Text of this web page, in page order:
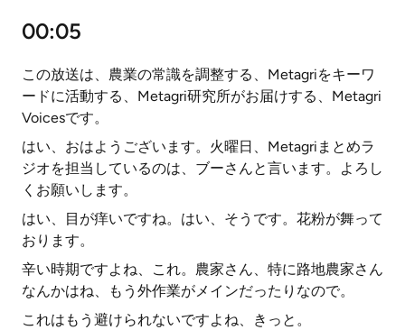
00:05
この放送は、農業の常識を調整する、Metagriをキーワ
ードに活動する、Metagri研究所がお届けする、Metagri
Voicesです。
はい、おはようございます。火曜日、Metagriまとめラ
ジオを担当しているのは、ブーさんと言います。よろし
くお願いします。
はい、目が痒いですね。はい、そうです。花粉が舞って
おります。
辛い時期ですよね、これ。農家さん、特に路地農家さん
なんかはね、もう外作業がメインだったりなので。
これはもう避けられないですよね、きっと。